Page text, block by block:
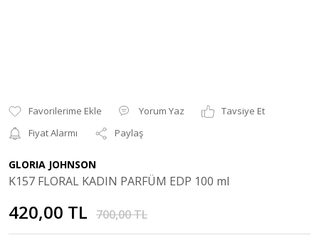
Yorum Yaz
Tavsiye Et
Fiyat Alarmı
Paylaş
GLORIA JOHNSON
K157 FLORAL KADIN PARFÜM EDP 100 ml
420,00 TL 700,00 TL